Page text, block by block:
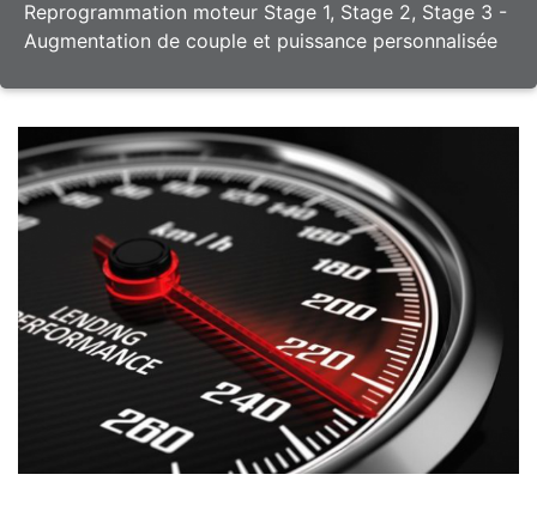
Reprogrammation moteur Stage 1, Stage 2, Stage 3 -
Augmentation de couple et puissance personnalisée